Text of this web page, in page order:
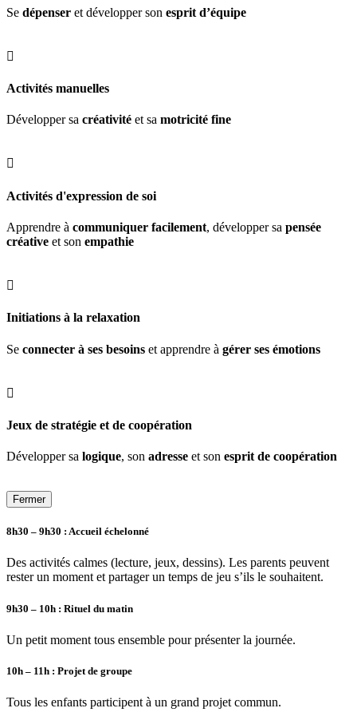
Se dépenser et développer son esprit d’équipe

Activités manuelles
Développer sa créativité et sa motricité fine

Activités d'expression de soi
Apprendre à communiquer facilement, développer sa pensée
créative et son empathie

Initiations à la relaxation
Se connecter à ses besoins et apprendre à gérer ses émotions

Jeux de stratégie et de coopération
Développer sa logique, son adresse et son esprit de coopération
Fermer
8h30 – 9h30 : Accueil échelonné
Des activités calmes (lecture, jeux, dessins). Les parents peuvent
rester un moment et partager un temps de jeu s’ils le souhaitent.
9h30 – 10h : Rituel du matin
Un petit moment tous ensemble pour présenter la journée.
10h – 11h : Projet de groupe
Tous les enfants participent à un grand projet commun.